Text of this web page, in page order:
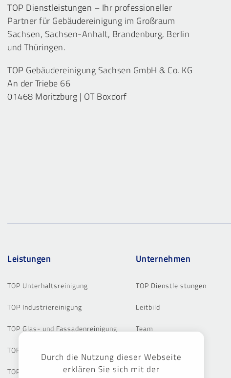
TOP Dienstleistungen – Ihr professioneller
Partner für Gebäudereinigung im Großraum
Sachsen, Sachsen-Anhalt, Brandenburg, Berlin
und Thüringen.
TOP Gebäudereinigung Sachsen GmbH & Co. KG
An der Triebe 66
01468 Moritzburg | OT Boxdorf
Leistungen
TOP Unterhaltsreinigung
TOP Industriereinigung
TOP Glas- und Fassadenreinigung
TOP Baureinigung
TOP Grund- und Sonderreinigung
Unternehmen
TOP Dienstleistungen
Leitbild
Team
Referenzen
Durch die Nutzung dieser Webseite
erklären Sie sich mit der